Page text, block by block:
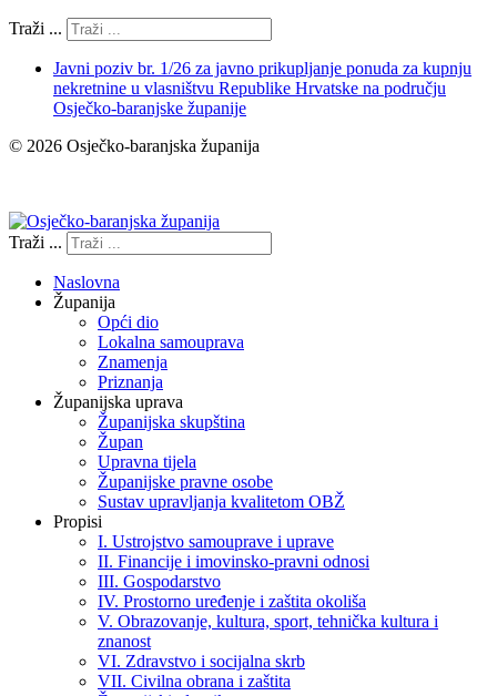
Traži ...
Javni poziv br. 1/26 za javno prikupljanje ponuda za kupnju
nekretnine u vlasništvu Republike Hrvatske na području
Osječko-baranjske županije
© 2026 Osječko-baranjska županija
Traži ...
Naslovna
Županija
Opći dio
Lokalna samouprava
Znamenja
Priznanja
Županijska uprava
Županijska skupština
Župan
Upravna tijela
Županijske pravne osobe
Sustav upravljanja kvalitetom OBŽ
Propisi
I. Ustrojstvo samouprave i uprave
II. Financije i imovinsko-pravni odnosi
III. Gospodarstvo
IV. Prostorno uređenje i zaštita okoliša
V. Obrazovanje, kultura, sport, tehnička kultura i
znanost
VI. Zdravstvo i socijalna skrb
VII. Civilna obrana i zaštita